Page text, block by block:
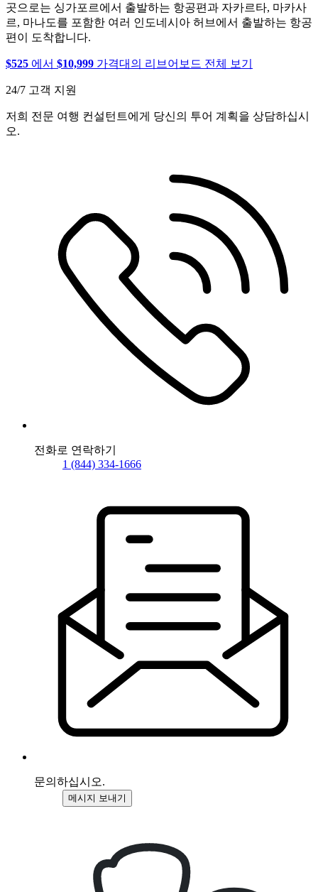
곳으로는 싱가포르에서 출발하는 항공편과 자카르타, 마카사
르, 마나도를 포함한 여러 인도네시아 허브에서 출발하는 항공
편이 도착합니다.
$525 에서 $10,999 가격대의 리브어보드 전체 보기
24/7 고객 지원
저희 전문 여행 컨설턴트에게 당신의 투어 계획을 상담하십시
오.
전화로 연락하기
1 (844) 334-1666
문의하십시오.
메시지 보내기